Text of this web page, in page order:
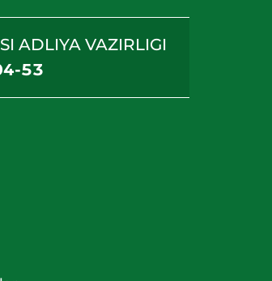
ADLIYA VAZIRLIGI
53